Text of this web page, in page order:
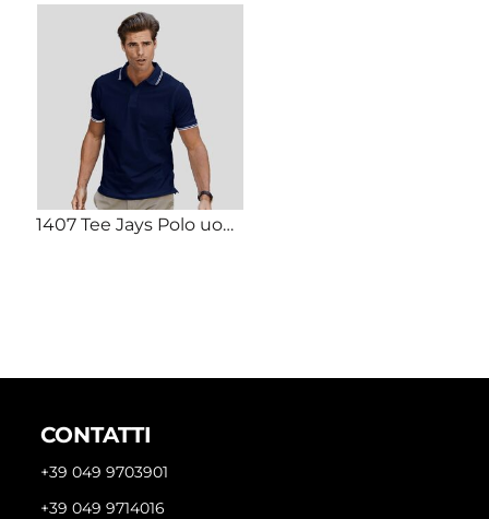
1407 Tee Jays Polo uomo Luxury bicolore 95% cotone organico certificato ring-spun, 5% elastane
CONTATTI
+39 049 9703901
+39 049 9714016